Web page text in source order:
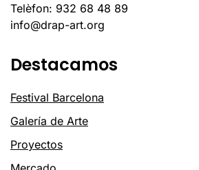
Telèfon: 932 68 48 89
info@drap-art.org
Destacamos
Festival Barcelona
Galería de Arte
Proyectos